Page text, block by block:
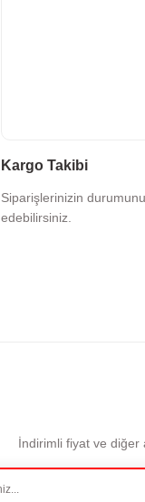
Kargo Takibi
Siparişlerinizin
edebilirsiniz.
İndirimli fiyat ve diğer